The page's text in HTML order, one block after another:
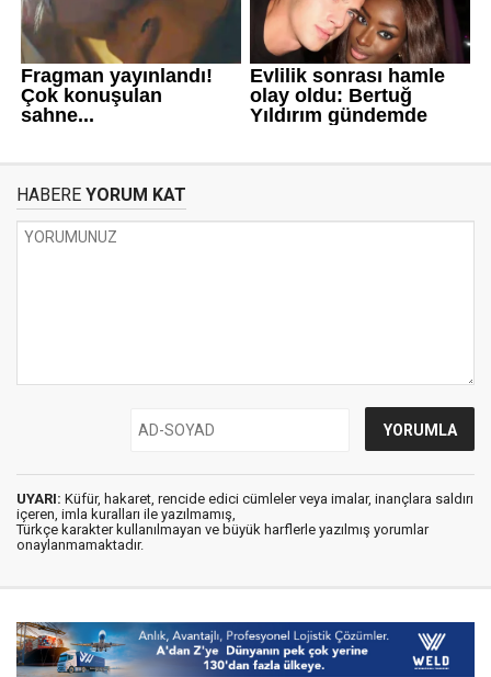
HABERE YORUM KAT
UYARI: Küfür, hakaret, rencide edici cümleler veya imalar, inançlara saldırı
içeren, imla kuralları ile yazılmamış,
Türkçe karakter kullanılmayan ve büyük harflerle yazılmış yorumlar
onaylanmamaktadır.